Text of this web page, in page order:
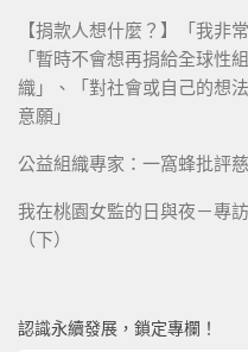
【捐款人想什麼？】「我非
「暫時不會想再捐給全球性
織」、「對社會或自己的想
意願」
公益組織專家：一窩蜂批評
我在桃園女監的日與夜－專
（下）
認識永續發展，鎖定專欄！